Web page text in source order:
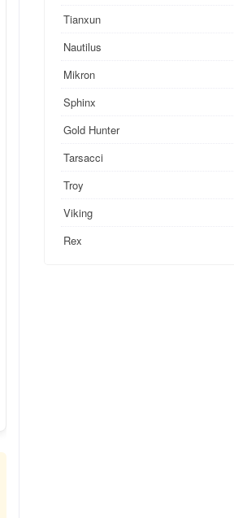
Tianxun
Nautilus
Mikron
Sphinx
Gold Hunter
Tarsacci
Troy
Viking
Rex